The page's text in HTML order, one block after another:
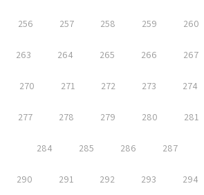
256 257 258 259 260
263 264 265 266 267
270 271 272 273 274
277 278 279 280 281
284 285 286 287
290 291 292 293 294